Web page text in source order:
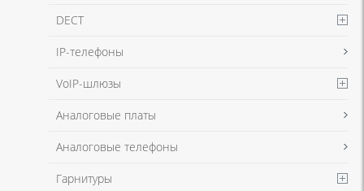
Я даю согласие на обработку моих персональных данных для
связи в соответствии с
DECT
IP-телефоны
VoIP-шлюзы
Аналоговые платы
Аналоговые телефоны
Гарнитуры